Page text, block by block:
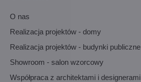
O nas
Realizacja projektów - domy
Realizacja projektów - budynki publiczne
Showroom - salon wzorcowy
Współpraca z architektami i designerami